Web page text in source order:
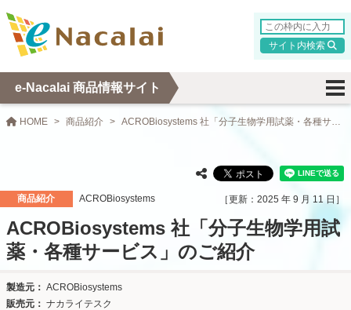
検索
e-Nacalai 商品情報サイト
HOME 商品紹介 ACROBiosystems 社「分子生物学用試薬・各種サービス」のご紹介
商品紹介 ACROBiosystems 2025 年 9 月 11 日
ACROBiosystems 社「分子生物学用試
薬・各種サービス」のご紹介
ACROBiosystems
ナカライテスク